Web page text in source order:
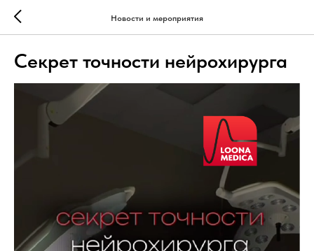
Новости и мероприятия
Секрет точности нейрохирурга